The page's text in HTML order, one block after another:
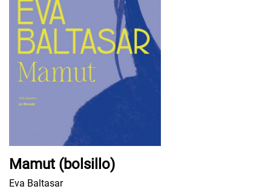
Mamut (bolsillo)
Eva Baltasar